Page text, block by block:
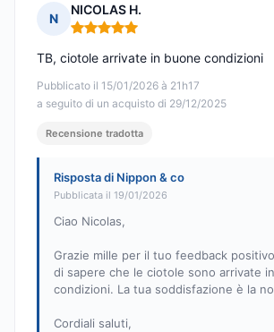
N
NICOLAS H.
Nota: 5 su 5
Pubblicato il 15/01/2026 à 21h17
a seguito di un acquisto di 29/12/2025
TB, ciotole arrivate in buone condizioni
Recensione tradotta
Risposta di Nippon & co
Pubblicata il 19/01/2026
Ciao Nicolas,
Grazie mille per il tuo feedback
di sapere che le ciotole sono arrivate
condizioni. La tua soddisfazione è la
Cordiali saluti,